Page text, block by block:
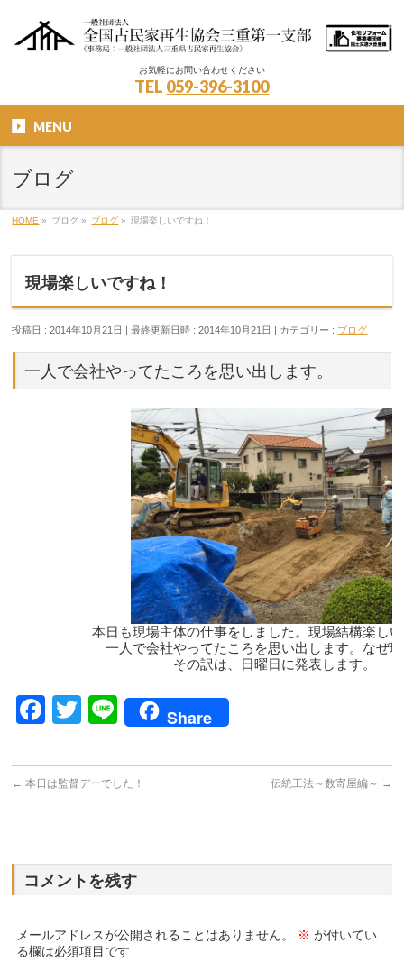
お気軽にお問い合わせください
TEL 059-396-3100
MENU
ブログ
HOME » ブログ » ブログ » 現場楽しいですね！
現場楽しいですね！
投稿日 : 2014年10月21日 最終更新日時 : 2014年10月21日 カテゴリー : ブログ
一人で会社やってたころを思い出します。
本日も現場主体の仕事をしました。現場結構楽し
一人で会社やってたころを思い出します。なぜ
その訳は、日曜日に発表します。
Facebook
Twitter
LineShare
← 本日は監督デーでした！ 伝統工法～数寄屋編～ →
コメントを残す
メールアドレスが公開されることはありません。 ※ が付いてい
る欄は必須項目です